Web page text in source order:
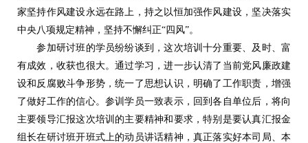
家坚持作风建设永远在路上，持之以恒加强作风建设，坚决落实
中央八项规定精神，坚持不懈纠正“四风”。
参加研讨班的学员纷纷谈到，这次培训十分重要、及时、富
有成效，收获也很大。通过学习，进一步认清了当前党风廉政建
设和反腐败斗争形势，统一了思想认识，明确了工作职责，增强
了做好工作的信心。参训学员一致表示，回到各自单位后，将向
主要领导汇报这次培训的主要精神和要求，特别是要认真汇报金
组长在研讨班开班式上的动员讲话精神，真正落实好本司局、本